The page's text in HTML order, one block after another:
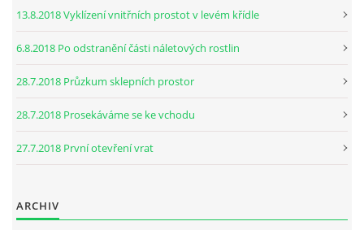
13.8.2018 Vyklízení vnitřních prostot v levém křídle
6.8.2018 Po odstranění části náletových rostlin
28.7.2018 Průzkum sklepních prostor
28.7.2018 Prosekáváme se ke vchodu
27.7.2018 První otevření vrat
ARCHIV